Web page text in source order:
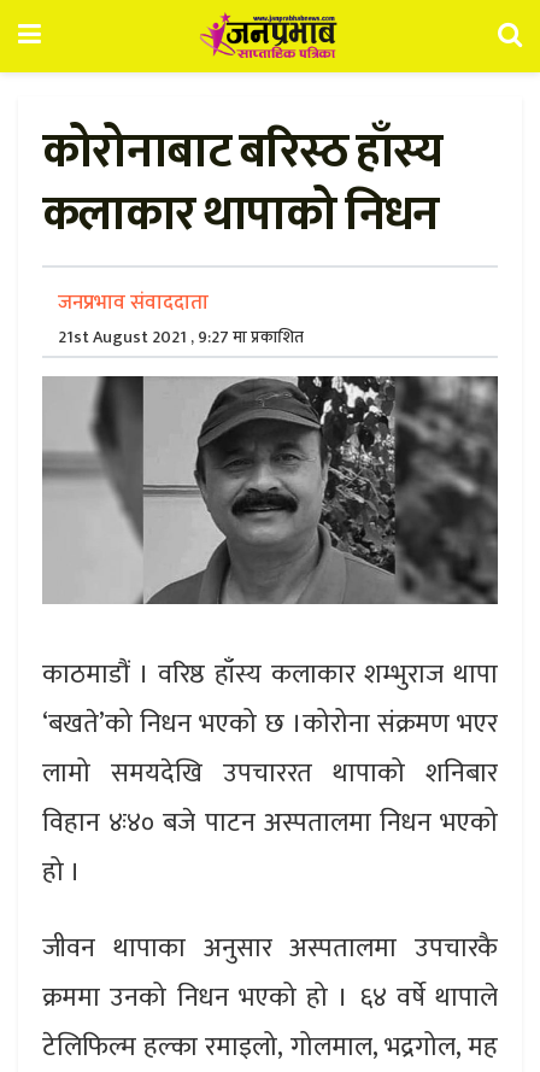
कोरोनाबाट बरिस्ठ हाँस्य
कलाकार थापाको निधन
जनप्रभाव संवाददाता
21st August 2021 , 9:27 मा प्रकाशित
काठमाडौं । वरिष्ठ हाँस्य कलाकार शम्भुराज थापा
‘बखते’को निधन भएको छ ।कोरोना संक्रमण भएर
लामो समयदेखि उपचाररत थापाको शनिबार
विहान ४ः४० बजे पाटन अस्पतालमा निधन भएको
हो ।
जीवन थापाका अनुसार अस्पतालमा उपचारकै
क्रममा उनको निधन भएको हो । ६४ वर्षे थापाले
टेलिफिल्म हल्का रमाइलो, गोलमाल, भद्रगोल, मह